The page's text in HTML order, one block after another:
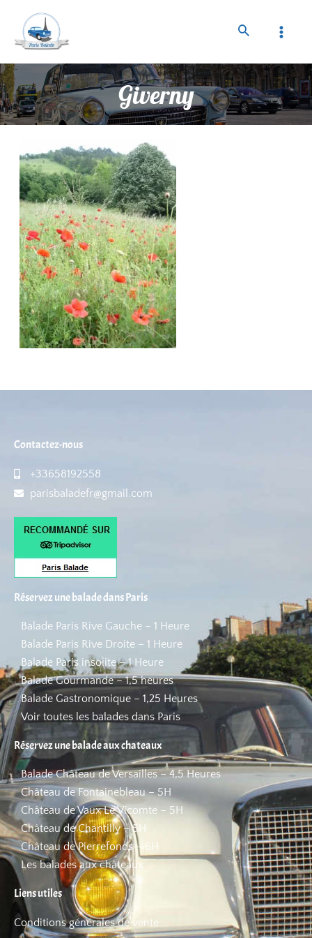
Giverny
Contactez-nous
+33658192558
parisbaladefr@gmail.com
Réservez une balade dans Paris
Balade Paris Rive Gauche – 1 Heure
Balade Paris Rive Droite – 1 Heure
Balade Paris insolite – 1 Heure
Balade Gourmande – 1,5 heures
Balade Gastronomique – 1,25 Heures
Voir toutes les balades dans Paris
Réservez une balade aux chateaux
Balade Château de Versailles – 4,5 Heures
Château de Fontainebleau – 5H
Château de Vaux Le Vicomte – 5H
Château de Chantilly – 5H
Château de Pierrefonds – 6H
Les balades aux châteaux
Liens utiles
Conditions générales de vente